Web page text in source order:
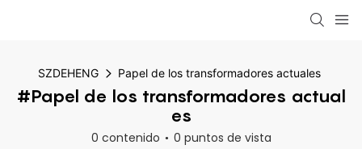
SZDEHENG Papel de los transformadores actuales
#Papel de los transformadores actual
es
0 contenido 0 puntos de vista